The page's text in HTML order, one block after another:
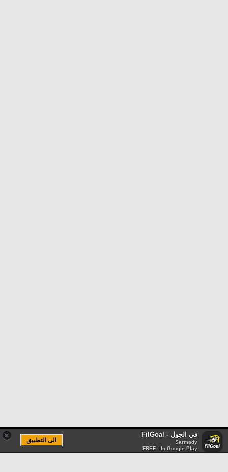
× في الجول - FilGoal
Sarmady
FREE - In Google Play
الى التطبيق